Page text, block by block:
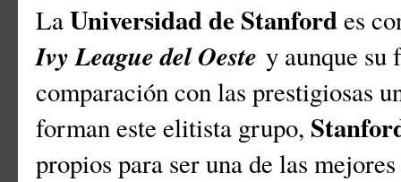
LaUniversidad de Stanfordes
Ivy League del Oeste y aunque su
comparación con las prestigiosas
forman este elitista grupo,
propios para ser una de las